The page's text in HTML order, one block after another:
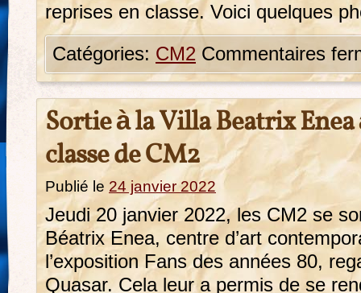
reprises en classe. Voici quelques
Catégories: CM2 Commentaires
Sortie à la Villa Beatrix
classe de CM2
Publié le 24 janvier 2022
Jeudi 20 janvier 2022, les CM2 se
Béatrix Enea, centre d’art
l’exposition Fans des années 80,
Quasar. Cela leur a permis de se